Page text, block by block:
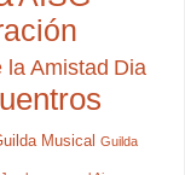
la Amistad Dia
Musical Guilda